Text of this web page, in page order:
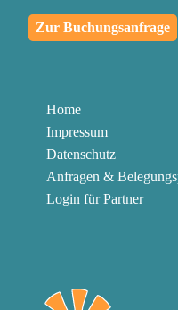
Zur Buchungsanfrage
Home
Impressum
Datenschutz
Anfragen &
Login für Partner